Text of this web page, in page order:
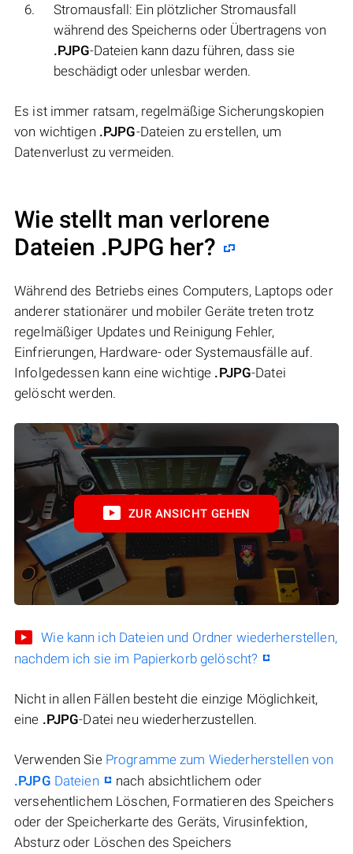
Stromausfall: Ein plötzlicher Stromausfall
während des Speicherns oder Übertragens von
.PJPG-Dateien kann dazu führen, dass sie
beschädigt oder unlesbar werden.
Es ist immer ratsam, regelmäßige Sicherungskopien
von wichtigen .PJPG-Dateien zu erstellen, um
Datenverlust zu vermeiden.
Wie stellt man verlorene
Dateien .PJPG her?
Während des Betriebs eines Computers, Laptops oder
anderer stationärer und mobiler Geräte treten trotz
regelmäßiger Updates und Reinigung Fehler,
Einfrierungen, Hardware- oder Systemausfälle auf.
Infolgedessen kann eine wichtige .PJPG-Datei
gelöscht werden.
ZUR ANSICHT GEHEN
Wie kann ich Dateien und Ordner wiederherstellen,
nachdem ich sie im Papierkorb gelöscht?
Nicht in allen Fällen besteht die einzige Möglichkeit,
eine .PJPG-Datei neu wiederherzustellen.
Verwenden Sie Programme zum Wiederherstellen von
.PJPG Dateien
nach absichtlichem oder
versehentlichem Löschen, Formatieren des Speichers
oder der Speicherkarte des Geräts, Virusinfektion,
Absturz oder Löschen des Speichers